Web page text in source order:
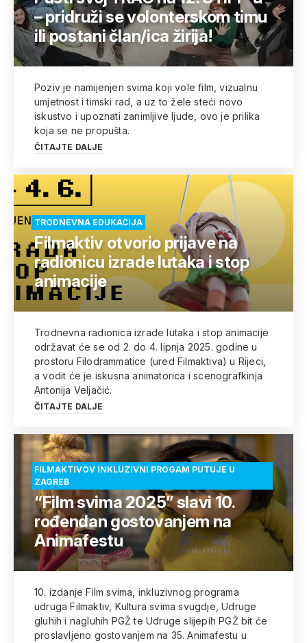
– pridruži se volonterskom timu
ili postani član/ica žirija!
Poziv je namijenjen svima koji vole film, vizualnu
umjetnost i timski rad, a uz to žele steći novo
iskustvo i upoznati zanimljive ljude, ovo je prilika
koja se ne propušta.
ČITAJTE DALJE
TRODNEVNA EDUKACIJA
Filmaktiv otvorio prijave na
radionicu izrade lutaka i stop
animacije
Trodnevna radionica izrade lutaka i stop animacije
održavat će se od 2. do 4. lipnja 2025. godine u
prostoru Filodrammatice (ured Filmaktiva) u Rijeci,
a vodit će je iskusna animatorica i scenografkinja
Antonija Veljačić.
ČITAJTE DALJE
FILMAKTIVOV INKLUZIVNI PROGAM PUTUJE U
ZAGREB
“Film svima 2025” slavi 10.
rođendan gostovanjem na
Animafestu
10. izdanje Film svima, inkluzivnog programa
udruga Filmaktiv, Kultura svima svugdje, Udruge
gluhih i nagluhih PGŽ te Udruge slijepih PGŽ bit će
proslavljeno gostovanjem na 35. Animafestu u